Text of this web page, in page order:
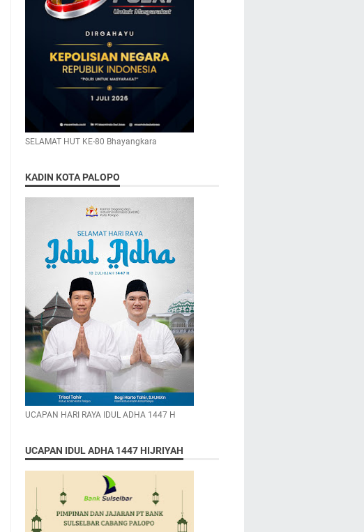
SELAMAT HUT KE-80 Bhayangkara
KADIN KOTA PALOPO
UCAPAN HARI RAYA IDUL ADHA 1447 H
UCAPAN IDUL ADHA 1447 HIJRIYAH